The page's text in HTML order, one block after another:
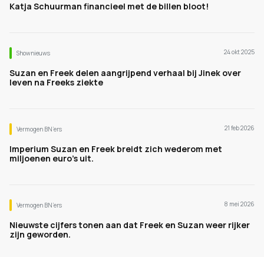
Katja Schuurman financieel met de billen bloot!
Shownieuws 24 okt 2025
Suzan en Freek delen aangrijpend verhaal bij Jinek over
leven na Freeks ziekte
Vermogen BN’ers 21 feb 2026
Imperium Suzan en Freek breidt zich wederom met
miljoenen euro's uit.
Vermogen BN’ers 8 mei 2026
Nieuwste cijfers tonen aan dat Freek en Suzan weer rijker
zijn geworden.